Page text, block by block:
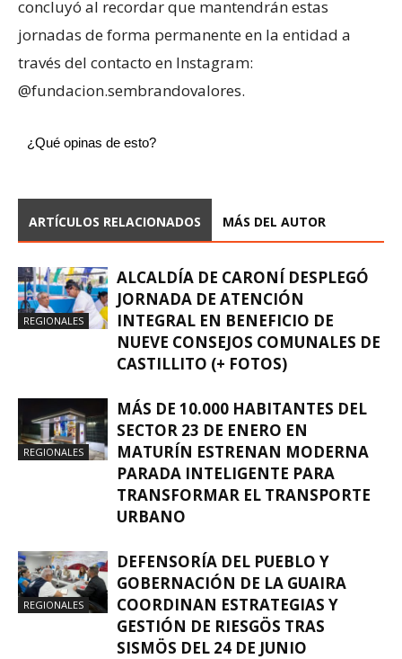
concluyó al recordar que mantendrán estas
jornadas de forma permanente en la entidad a
través del contacto en Instagram:
@fundacion.sembrandovalores.
¿Qué opinas de esto?
ARTÍCULOS RELACIONADOS MÁS DEL AUTOR
REGIONALES
ALCALDÍA DE CARONÍ DESPLEGÓ
JORNADA DE ATENCIÓN
INTEGRAL EN BENEFICIO DE
NUEVE CONSEJOS COMUNALES DE
CASTILLITO (+ FOTOS)
REGIONALES
MÁS DE 10.000 HABITANTES DEL
SECTOR 23 DE ENERO EN
MATURÍN ESTRENAN MODERNA
PARADA INTELIGENTE PARA
TRANSFORMAR EL TRANSPORTE
URBANO
REGIONALES
DEFENSORÍA DEL PUEBLO Y
GOBERNACIÓN DE LA GUAIRA
COORDINAN ESTRATEGIAS Y
GESTIÓN DE RIESGÖS TRAS
SISMÖS DEL 24 DE JUNIO